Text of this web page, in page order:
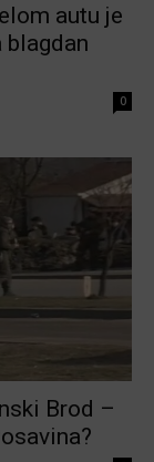
autu je
0
Brod –